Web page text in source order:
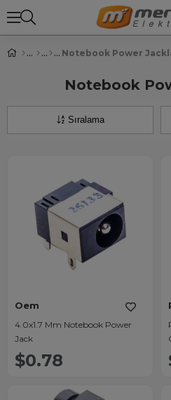
Notebook Power
Notebook
Sıralama
Oem
4.0x1.7 Mm Notebook Power
Jack
$0.78